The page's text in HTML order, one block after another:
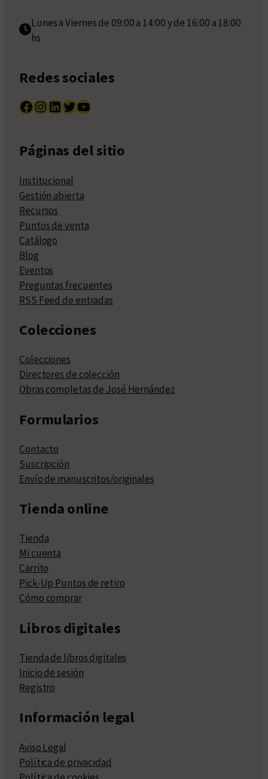
Lunes a Viernes de 09:00 a 14:00 y de 16:00 a 18:00
hs
Redes sociales
Facebook InstagramLinkedIn Twitter YouTube
Páginas del sitio
Institucional
Gestión abierta
Recursos
Puntos de venta
Catálogo
Blog
Eventos
Preguntas frecuentes
RSS Feed de entradas
Colecciones
Colecciones
Directores de colección
Obras completas de José Hernández
Formularios
Contacto
Suscripción
Envío de manuscritos/originales
Tienda online
Tienda
Mi cuenta
Carrito
Pick-Up Puntos de retiro
Cómo comprar
Libros digitales
Tienda de libros digitales
Inicio de sesión
Registro
Información legal
Aviso Legal
Política de privacidad